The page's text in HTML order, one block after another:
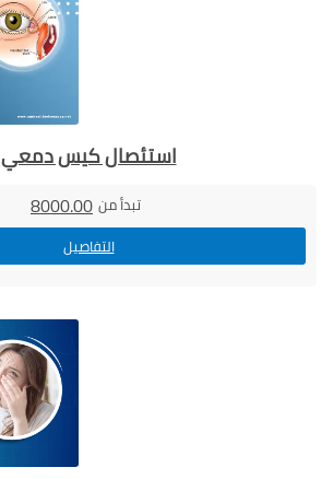
استئصال كيس دمعي
تبدأ من 8000.00
التفاصيل